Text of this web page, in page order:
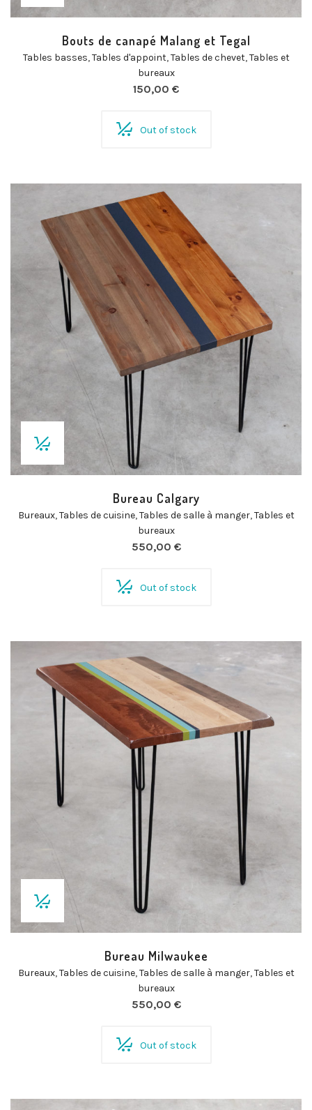
Bouts de canapé Malang et Tegal
Tables basses,Tables d'appoint,Tables de chevet,Tables et
bureaux
150,00 €
Out of stock
Bureau Calgary
Bureaux,Tables de cuisine,Tables de salle à manger,Tables et
bureaux
550,00 €
Out of stock
Bureau Milwaukee
Bureaux,Tables de cuisine,Tables de salle à manger,Tables et
bureaux
550,00 €
Out of stock